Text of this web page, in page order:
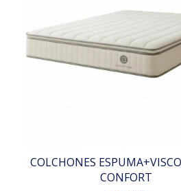
COLCHONES
CONFORT